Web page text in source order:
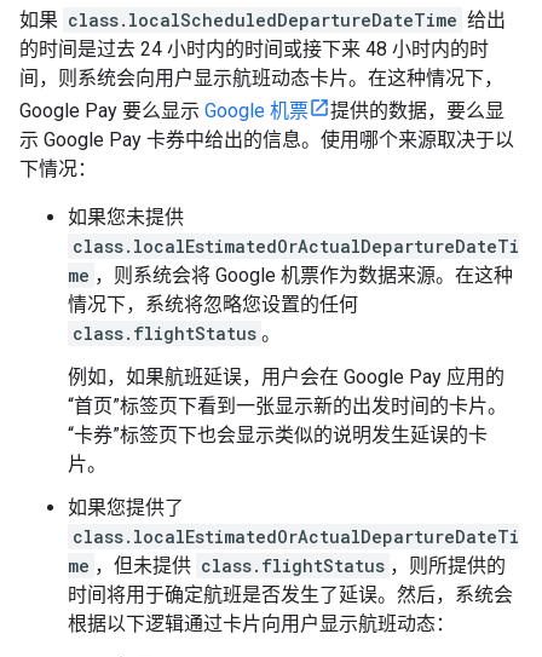
如果 class.localScheduledDepartureDateTime 给出
的时间是过去 24 小时内的时间或接下来 48 小时内的时
间，则系统会向用户显示航班动态卡片。在这种情况下，
Google Pay 要么显示 Google 机票
提供的数据，要么显
示 Google Pay 卡券中给出的信息。使用哪个来源取决于以
下情况：
如果您未提供
class.localEstimatedOrActualDepartureDateTi
me ，则系统会将 Google 机票作为数据来源。在这种
情况下，系统将忽略您设置的任何
class.flightStatus 。
例如，如果航班延误，用户会在 Google Pay 应用的
“首页”标签页下看到一张显示新的出发时间的卡片。
“卡券”标签页下也会显示类似的说明发生延误的卡
片。
如果您提供了
class.localEstimatedOrActualDepartureDateTi
me ，但未提供 class.flightStatus ，则所提供的
时间将用于确定航班是否发生了延误。然后，系统会
根据以下逻辑通过卡片向用户显示航班动态：